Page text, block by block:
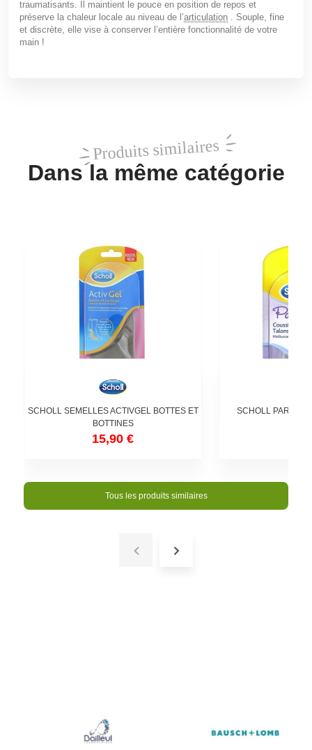
traumatisants. Il maintient le pouce en position de repos et
préserve la chaleur locale au niveau de l’articulation . Souple, fine
et discrète, elle vise à conserver l’entière fonctionnalité de votre
main !
Produits similaires
Dans la même catégorie
SCHOLL SEMELLES ACTIVGEL BOTTES ET
BOTTINES
15,90 €
SCHOLL PARTY
Tous les produits similaires